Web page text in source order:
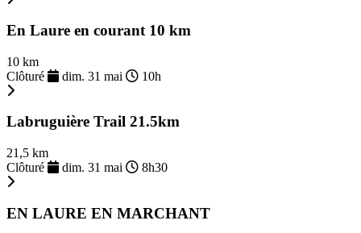
En Laure en courant 10 km
10 km
Clôturé
dim. 31 mai 10h
Labruguière Trail 21.5km
21,5 km
Clôturé
dim. 31 mai 8h30
EN LAURE EN MARCHANT